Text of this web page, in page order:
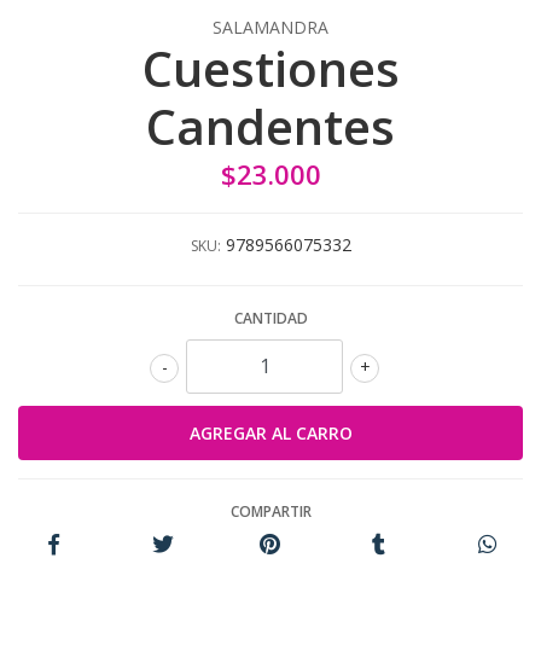
SALAMANDRA
Cuestiones
Candentes
$23.000
SKU: 9789566075332
CANTIDAD
+
-
COMPARTIR